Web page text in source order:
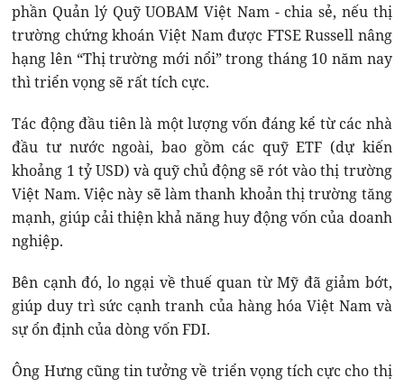
phần Quản lý Quỹ UOBAM Việt Nam - chia sẻ, nếu thị
trường chứng khoán Việt Nam được FTSE Russell nâng
hạng lên “Thị trường mới nổi” trong tháng 10 năm nay
thì triển vọng sẽ rất tích cực.
Tác động đầu tiên là một lượng vốn đáng kể từ các nhà
đầu tư nước ngoài, bao gồm các quỹ ETF (dự kiến
khoảng 1 tỷ USD) và quỹ chủ động sẽ rót vào thị trường
Việt Nam. Việc này sẽ làm thanh khoản thị trường tăng
mạnh, giúp cải thiện khả năng huy động vốn của doanh
nghiệp.
Bên cạnh đó, lo ngại về thuế quan từ Mỹ đã giảm bớt,
giúp duy trì sức cạnh tranh của hàng hóa Việt Nam và
sự ổn định của dòng vốn FDI.
Ông Hưng cũng tin tưởng về triển vọng tích cực cho thị